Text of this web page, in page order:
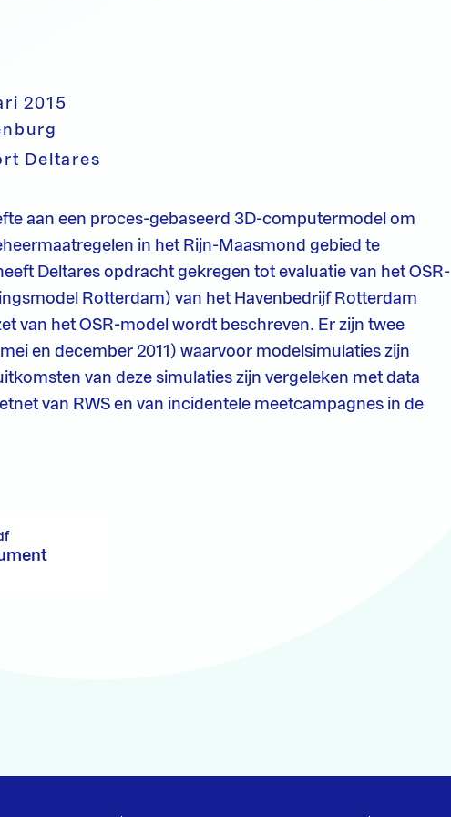
2015
Deltares
aan een proces-gebaseerd 3D-computermodel om
in het Rijn-Maasmond gebied te
Deltares opdracht gekregen tot evaluatie van het OSR-
Rotterdam) van het Havenbedrijf Rotterdam
van het OSR-model wordt beschreven. Er zijn twee
en december 2011) waarvoor modelsimulaties zijn
van deze simulaties zijn vergeleken met data
van RWS en van incidentele meetcampagnes in de